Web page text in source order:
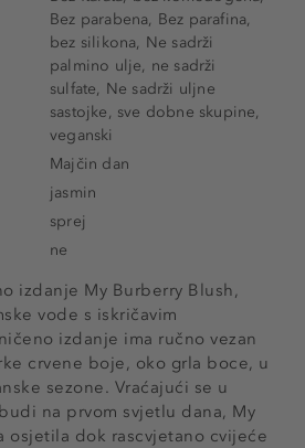
izdanje My Burberry Blush,
vode s iskričavim
izdanje ima ručno vezan
crvene boje, oko grla boce, u
sezone. Vraćajući se u
na prvom svjetlu dana, My
osjetila dok rascvjetano cvijeće
Bez parabena, Bez parafina,
bez silikona, Ne sadrži
palmino ulje, ne sadrži
sulfate, Ne sadrži uljne
sastojke, sve dobne skupine,
veganski
Majčin dan
jasmin
sprej
ne